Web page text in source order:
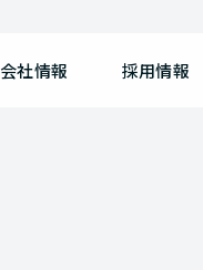
会社情報 採用情報